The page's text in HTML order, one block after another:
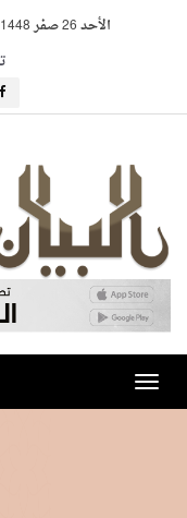
الأحد 26 صفر 1448 هـ -
Toggle
navigation